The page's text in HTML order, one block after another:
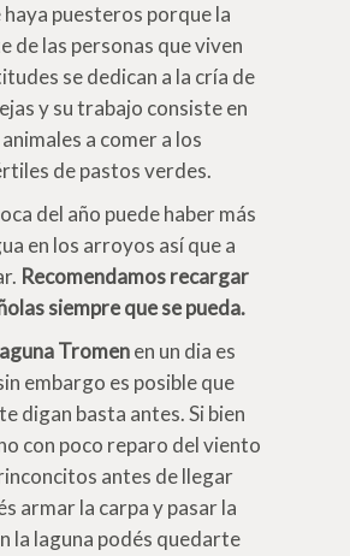
haya puesteros porque la
de las personas que viven
se dedican a la cría de
y su trabajo consiste en
a comer a los
de pastos verdes.
del año puede haber más
en los arroyos así que a
Recomendamos recargar
siempre que se pueda.
Tromenen un dia es
embargo es posible que
digan basta antes. Si bien
con poco reparo del viento
antes de llegar
armar la carpa y pasar la
la laguna podés quedarte